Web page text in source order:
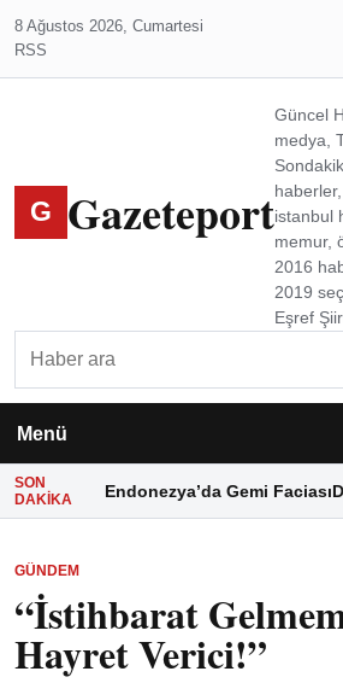
8 Ağustos 2026, Cumartesi
RSS
G Gazeteport
Güncel
medya,
istanbul
memur,
2016
2019
Eşref
Menü
SON
DAKIKA
Endonezya’da Gemi Faciası
GÜNDEM
“İstihbarat
Hayret Verici!”